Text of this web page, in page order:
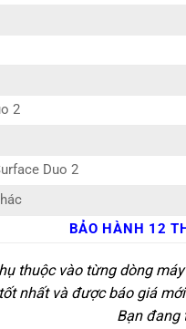
2
Duo 2
BẢO HÀNH 12
thuộc vào từng dòng
nhất và được báo giá
Bạn đang